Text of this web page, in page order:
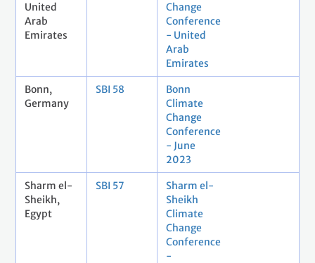
United
Arab
Emirates
Change
Conference
- United
Arab
Emirates
Bonn,
Germany
SBI 58
Bonn
Climate
Change
Conference
- June
2023
Sharm el-
Sheikh,
Egypt
SBI 57
Sharm el-
Sheikh
Climate
Change
Conference
-